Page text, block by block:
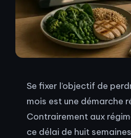
Se fixer l’objectif de
mois est une démarche
Contrairement aux
ce délai de huit